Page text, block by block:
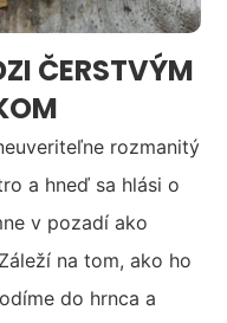
ČERSTVÝM
rozmanitý
a hneď sa hlási o
v pozadí ako
na tom, ako ho
do hrnca a